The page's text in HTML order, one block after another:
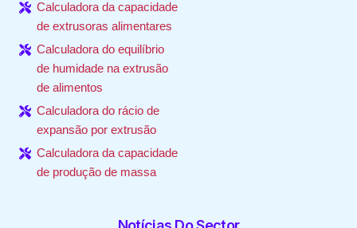
Calculadora da capacidade
de extrusoras alimentares
Calculadora do equilíbrio
de humidade na extrusão
de alimentos
Calculadora do rácio de
expansão por extrusão
Calculadora da capacidade
de produção de massa